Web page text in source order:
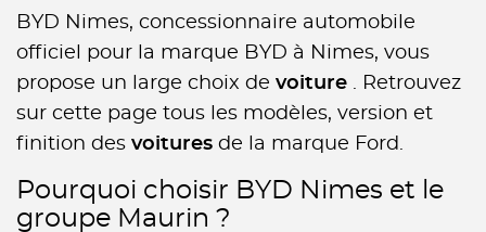
BYD Nimes, concessionnaire automobile
officiel pour la marque BYD à Nimes, vous
propose un large choix de voiture . Retrouvez
sur cette page tous les modèles, version et
finition des voitures de la marque Ford.
Pourquoi choisir BYD Nimes et le
groupe Maurin ?